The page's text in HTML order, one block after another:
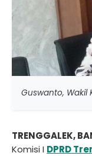
Guswanto, Wakil
TRENGGALEK,
Komisi I DPRD